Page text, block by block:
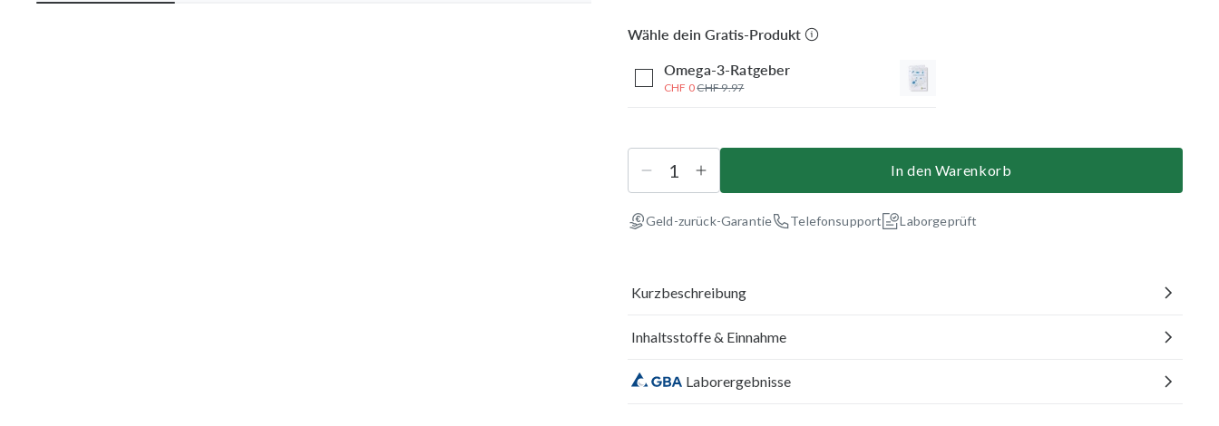
Wähle dein Gratis-Produkt
Omega-3-Ratgeber
CHF 0CHF 9.97
In den Warenkorb
Geld-zurück-Garantie Telefonsupport Laborgeprüft
Kurzbeschreibung
Inhaltsstoffe & Einnahme
Laborergebnisse